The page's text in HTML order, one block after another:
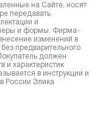
на Сайте, носят
передавать
и
и формы. Фирма-
изменений в
предварительного
должен
и характеристик
в инструкции и
России Элика